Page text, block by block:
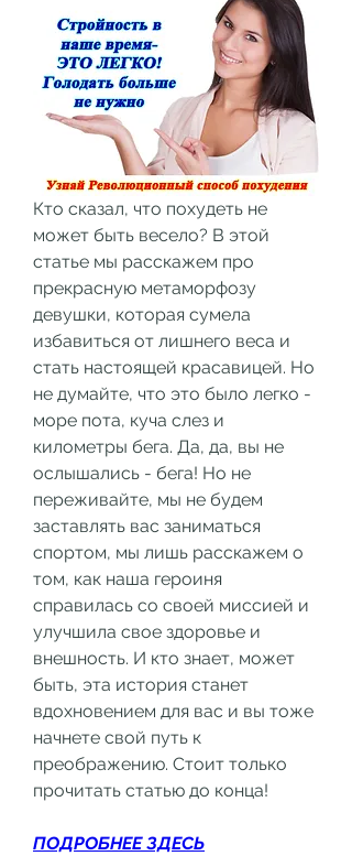
Кто сказал, что похудеть не
может быть весело? В этой
статье мы расскажем про
прекрасную метаморфозу
девушки, которая сумела
избавиться от лишнего веса и
стать настоящей красавицей. Но
не думайте, что это было легко -
море пота, куча слез и
километры бега. Да, да, вы не
ослышались - бега! Но не
переживайте, мы не будем
заставлять вас заниматься
спортом, мы лишь расскажем о
том, как наша героиня
справилась со своей миссией и
улучшила свое здоровье и
внешность. И кто знает, может
быть, эта история станет
вдохновением для вас и вы тоже
начнете свой путь к
преображению. Стоит только
прочитать статью до конца!
ПОДРОБНЕЕ ЗДЕСЬ